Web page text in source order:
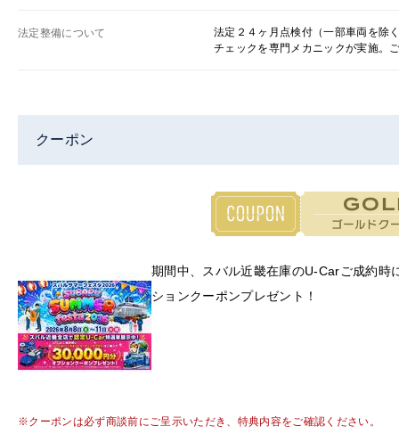
法定整備について
法定２４ヶ月点検付（一部車両を除
チェックを専門メカニックが実施。
クーポン
期間中、スバル近畿在庫のU-Carご成約
ションクーポンプレゼント！
※クーポンは必ず商談前にご呈示いただき、特典内容をご確認ください。